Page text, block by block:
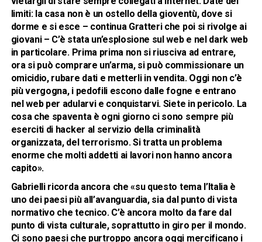
limiti: la casa non è un ostello della gioventù, dove si
dorme e si esce – continua Gratteri che poi si rivolge ai
giovani – C’è stata un’esplosione sul web e nel dark web
in particolare. Prima prima non si riusciva ad entrare,
ora si può comprare un’arma, si può commissionare un
omicidio, rubare dati e metterli in vendita. Oggi non c’è
più vergogna, i pedofili escono dalle fogne e entrano
nel web per adularvi e conquistarvi. Siete in pericolo. La
cosa che spaventa è ogni giorno ci sono sempre più
eserciti di hacker al servizio della criminalità
organizzata, del terrorismo. Si tratta un problema
enorme che molti addetti ai lavori non hanno ancora
capito».
Gabrielli ricorda ancora che «su questo tema l’Italia è
uno dei paesi più all’avanguardia, sia dal punto di vista
normativo che tecnico. C’è ancora molto da fare dal
punto di vista culturale, soprattutto in giro per il mondo.
Ci sono paesi che purtroppo ancora oggi mercificano i